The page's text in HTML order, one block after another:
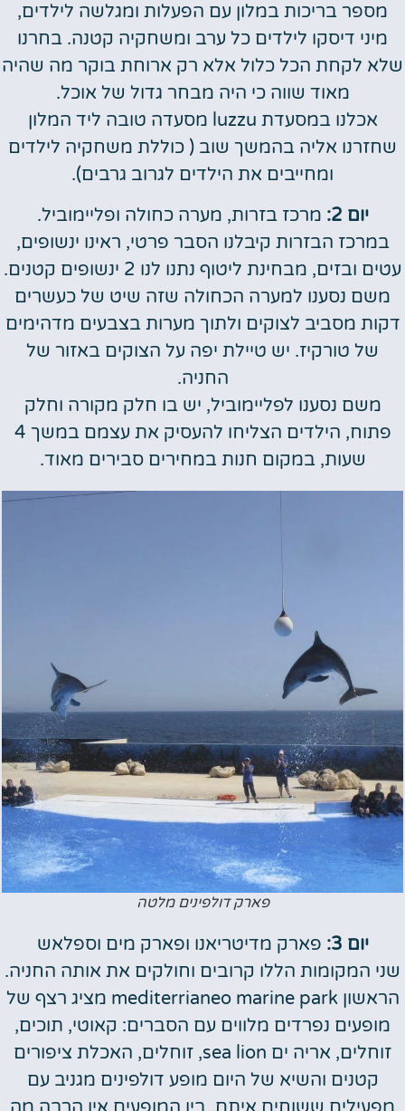
מספר בריכות במלון עם הפעלות ומגלשה לילדים,
מיני דיסקו לילדים כל ערב ומשחקיה קטנה. בחרנו
שלא לקחת הכל כלול אלא רק ארוחת בוקר מה שהיה
מאוד שווה כי היה מבחר גדול של אוכל.
אכלנו במסעדת luzzu מסעדה טובה ליד המלון
שחזרנו אליה בהמשך שוב ( כוללת משחקיה לילדים
ומחייבים את הילדים לגרוב גרבים).
יום 2:
מרכז בזרות, מערה כחולה ופליימוביל.
במרכז הבזרות קיבלנו הסבר פרטי, ראינו ינשופים,
עטים ובזים, מבחינת ליטוף נתנו לנו 2 ינשופים קטנים.
משם נסענו למערה הכחולה שזה שיט של כעשרים
דקות מסביב לצוקים ולתוך מערות בצבעים מדהימים
של טורקיז. יש טיילת יפה על הצוקים באזור של
החניה.
משם נסענו לפליימוביל, יש בו חלק מקורה וחלק
פתוח, הילדים הצליחו להעסיק את עצמם במשך 4
שעות, במקום חנות במחירים סבירים מאוד.
פארק דולפינים מלטה
יום 3:
פארק מדיטריאנו ופארק מים וספלאש
שני המקומות הללו קרובים וחולקים את אותה החניה.
הראשון mediterrianeo marine park מציג רצף של
מופעים נפרדים מלווים עם הסברים: קאוטי, תוכים,
זוחלים, אריה ים sea lion, זוחלים, האכלת ציפורים
קטנים והשיא של היום מופע דולפינים מגניב עם